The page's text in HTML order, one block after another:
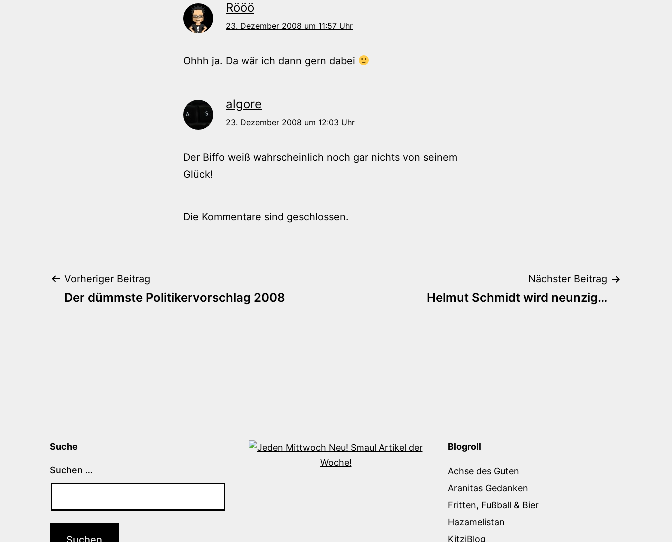
Rööö
23. Dezember 2008 um 11:57 Uhr
Ohhh ja. Da wär ich dann gern dabei
algore
23. Dezember 2008 um 12:03 Uhr
Der Biffo weiß wahrscheinlich noch gar nichts von seinem
Glück!
Die Kommentare sind geschlossen.
Beitragsnavigation
Vorheriger Beitrag
Der dümmste Politikervorschlag 2008
Nächster Beitrag
Helmut Schmidt wird neunzig…
Suche
Suchen …
Blogroll
Achse des Guten
Aranitas Gedanken
Fritten, Fußball & Bier
Hazamelistan
KitziBlog